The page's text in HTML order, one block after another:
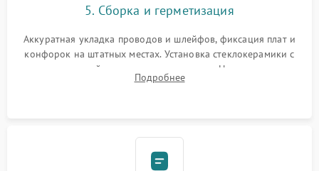
5. Сборка и герметизация
Аккуратная укладка проводов и шлейфов, фиксация плат и
конфорок на штатных местах. Установка стеклокерамики с
проверкой равномерности зазоров. Нанесение
термостойкого герметика или укладка уплотнительной
Подробнее